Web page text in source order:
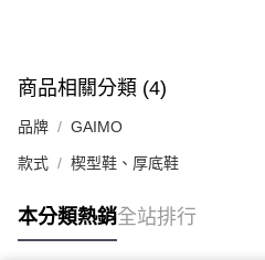
商品相關分類 (4)
品牌 GAIMO
款式 楔型鞋、厚底鞋
本分類熱銷全站排行